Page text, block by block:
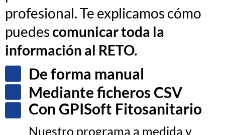
profesional. Te explicamos cómo
puedescomunicar toda la
información al RETO.
De forma manual
Mediante ficheros CSV
Con GPISoft Fitosanitario
Nuestro programa a medida y